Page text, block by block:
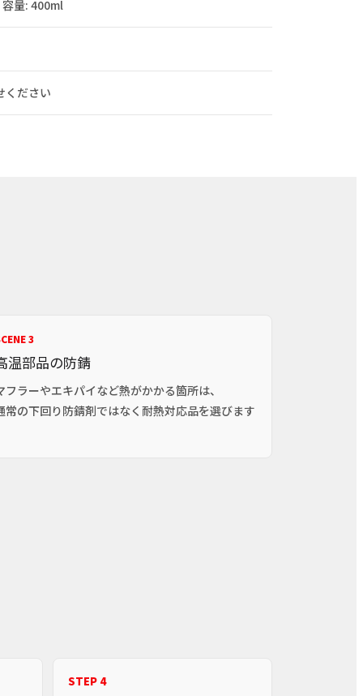
量: 400ml
ください
3
温部品の防錆
フラーやエキパイなど熱がかかる箇所は、
常の下回り防錆剤ではなく耐熱対応品を選びます
STEP 4